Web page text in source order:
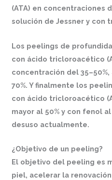
(ATA) en concentraciones
solución de Jessner y con
Los peelings de
con ácido tricloroacético
concentración del
70%. Y finalmente los
con ácido tricloroacético
mayor al 50% y con fenol
desuso actualmente.
¿Objetivo de un peeling?
El objetivo del peeling es
piel, acelerar la